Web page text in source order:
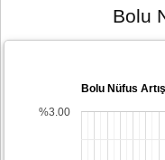
Bolu
Bolu Nüfus Artış
%3.00